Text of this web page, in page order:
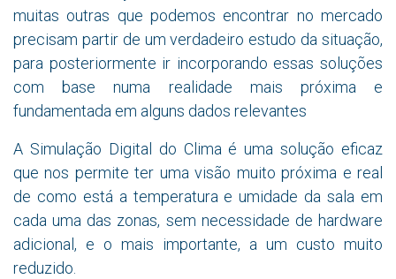
muitas outras que podemos encontrar no mercado
precisam partir de um verdadeiro estudo da situação,
para posteriormente ir incorporando essas soluções
com base numa realidade mais próxima e
fundamentada em alguns dados relevantes
A Simulação Digital do Clima é uma solução eficaz
que nos permite ter uma visão muito próxima e real
de como está a temperatura e umidade da sala em
cada uma das zonas, sem necessidade de hardware
adicional, e o mais importante, a um custo muito
reduzido.